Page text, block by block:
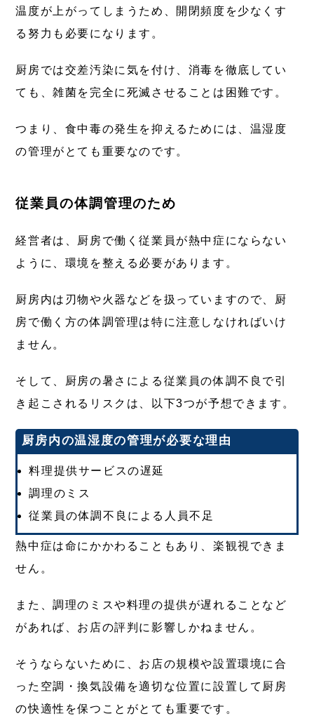
温度が上がってしまうため、開閉頻度を少なくす
る努力も必要になります。
厨房では交差汚染に気を付け、消毒を徹底してい
ても、雑菌を完全に死滅させることは困難です。
つまり、食中毒の発生を抑えるためには、温湿度
の管理がとても重要なのです。
従業員の体調管理のため
経営者は、厨房で働く従業員が熱中症にならない
ように、環境を整える必要があります。
厨房内は刃物や火器などを扱っていますので、厨
房で働く方の体調管理は特に注意しなければいけ
ません。
そして、厨房の暑さによる従業員の体調不良で引
き起こされるリスクは、以下3つが予想できます。
厨房内の温湿度の管理が必要な理由
料理提供サービスの遅延
調理のミス
従業員の体調不良による人員不足
熱中症は命にかかわることもあり、楽観視できま
せん。
また、調理のミスや料理の提供が遅れることなど
があれば、お店の評判に影響しかねません。
そうならないために、お店の規模や設置環境に合
った空調・換気設備を適切な位置に設置して厨房
の快適性を保つことがとても重要です。